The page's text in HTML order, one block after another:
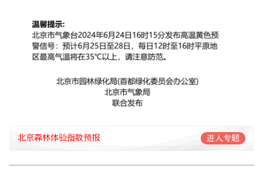
北京森林体验指数预报 进入专题